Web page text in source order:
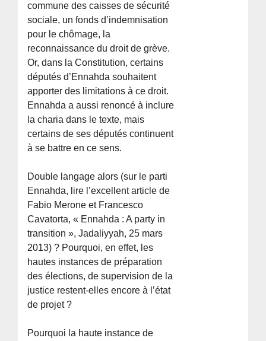
commune des caisses de sécurité
sociale, un fonds d’indemnisation
pour le chômage, la
reconnaissance du droit de grève.
Or, dans la Constitution, certains
députés d’Ennahda souhaitent
apporter des limitations à ce droit.
Ennahda a aussi renoncé à inclure
la charia dans le texte, mais
certains de ses députés continuent
à se battre en ce sens.
Double langage alors (sur le parti
Ennahda, lire l’excellent article de
Fabio Merone et Francesco
Cavatorta, « Ennahda : A party in
transition », Jadaliyyah, 25 mars
2013) ? Pourquoi, en effet, les
hautes instances de préparation
des élections, de supervision de la
justice restent-elles encore à l’état
de projet ?
Pourquoi la haute instance de